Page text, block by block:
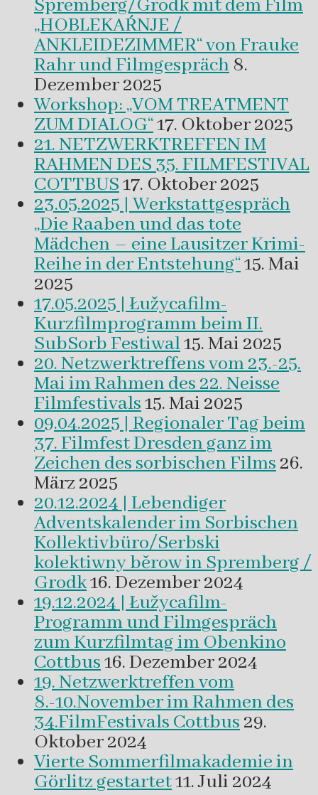
Spremberg/Grodk mit dem Film
„HOBLEKAŔNJE /
ANKLEIDEZIMMER“ von Frauke
Rahr und Filmgespräch 8.
Dezember 2025
Workshop: „VOM TREATMENT
ZUM DIALOG“17. Oktober 2025
21. NETZWERKTREFFEN IM
RAHMEN DES 35. FILMFESTIVAL
COTTBUS17. Oktober 2025
23.05.2025 | Werkstattgespräch
„Die Raaben und das tote
Mädchen – eine Lausitzer Krimi-
Reihe in der Entstehung“15. Mai
2025
17.05.2025 | Łužycafilm-
Kurzfilmprogramm beim II.
SubSorb Festiwal15. Mai 2025
20. Netzwerktreffens vom 23.-25.
Mai im Rahmen des 22. Neisse
Filmfestivals15. Mai 2025
09.04.2025 | Regionaler Tag beim
37. Filmfest Dresden ganz im
Zeichen des sorbischen Films 26.
März 2025
20.12.2024 | Lebendiger
Adventskalender im Sorbischen
Kollektivbüro/Serbski
kolektiwny běrow in Spremberg /
Grodk16. Dezember 2024
19.12.2024 | Łužycafilm-
Programm und Filmgespräch
zum Kurzfilmtag im Obenkino
Cottbus16. Dezember 2024
19. Netzwerktreffen vom
8.-10.November im Rahmen des
34.FilmFestivals Cottbus 29.
Oktober 2024
Vierte Sommerfilmakademie in
Görlitz gestartet11. Juli 2024